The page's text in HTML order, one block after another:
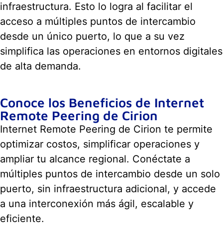
infraestructura. Esto lo logra al facilitar el
acceso a múltiples puntos de intercambio
desde un único puerto, lo que a su vez
simplifica las operaciones en entornos digitales
de alta demanda.
Conoce los Beneficios de Internet
Remote Peering de Cirion
Internet Remote Peering de Cirion te permite
optimizar costos, simplificar operaciones y
ampliar tu alcance regional. Conéctate a
múltiples puntos de intercambio desde un solo
puerto, sin infraestructura adicional, y accede
a una interconexión más ágil, escalable y
eficiente.